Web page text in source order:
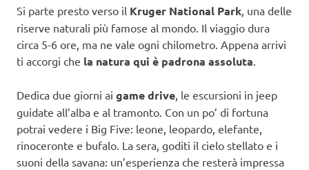
Si parte presto verso il Kruger National Park, una delle
riserve naturali più famose al mondo. Il viaggio dura
circa 5-6 ore, ma ne vale ogni chilometro. Appena arrivi
ti accorgi che la natura qui è padrona assoluta.
Dedica due giorni ai game drive, le escursioni in jeep
guidate all’alba e al tramonto. Con un po’ di fortuna
potrai vedere i Big Five: leone, leopardo, elefante,
rinoceronte e bufalo. La sera, goditi il cielo stellato e i
suoni della savana: un’esperienza che resterà impressa